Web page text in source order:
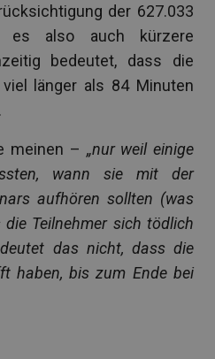
der 627.033
es also auch kürzere
bedeutet, dass die
länger als 84 Minuten
meinen – „nur weil einige
wann sie mit der
aufhören sollten (was
Teilnehmer sich tödlich
das nicht, dass die
haben, bis zum Ende bei